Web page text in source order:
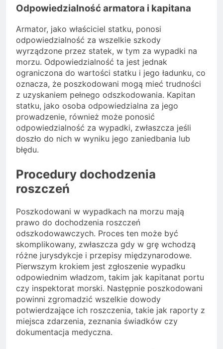
Odpowiedzialność armatora i kapitana
Armator, jako właściciel statku, ponosi
odpowiedzialność za wszelkie szkody
wyrządzone przez statek, w tym za wypadki na
morzu. Odpowiedzialność ta jest jednak
ograniczona do wartości statku i jego ładunku, co
oznacza, że poszkodowani mogą mieć trudności
z uzyskaniem pełnego odszkodowania. Kapitan
statku, jako osoba odpowiedzialna za jego
prowadzenie, również może ponosić
odpowiedzialność za wypadki, zwłaszcza jeśli
doszło do nich w wyniku jego zaniedbania lub
błędu.
Procedury dochodzenia
roszczeń
Poszkodowani w wypadkach na morzu mają
prawo do dochodzenia roszczeń
odszkodowawczych. Proces ten może być
skomplikowany, zwłaszcza gdy w grę wchodzą
różne jurysdykcje i przepisy międzynarodowe.
Pierwszym krokiem jest zgłoszenie wypadku
odpowiednim władzom, takim jak kapitanat portu
czy inspektorat morski. Następnie poszkodowani
powinni zgromadzić wszelkie dowody
potwierdzające ich roszczenia, takie jak raporty z
miejsca zdarzenia, zeznania świadków czy
dokumentacja medyczna.